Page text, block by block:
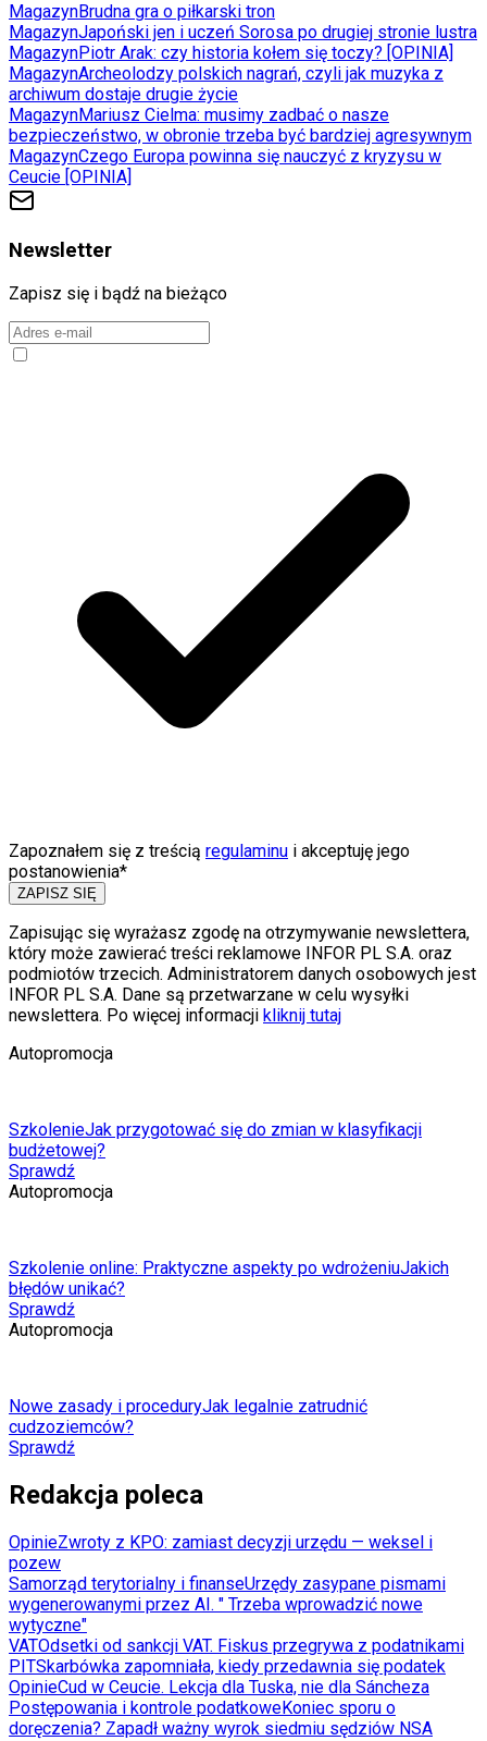
MagazynBrudna gra o piłkarski tron
MagazynJapoński jen i uczeń Sorosa po drugiej stronie lustra
MagazynPiotr Arak: czy historia kołem się toczy? [OPINIA]
MagazynArcheolodzy polskich nagrań, czyli jak muzyka z
archiwum dostaje drugie życie
MagazynMariusz Cielma: musimy zadbać o nasze
bezpieczeństwo, w obronie trzeba być bardziej agresywnym
MagazynCzego Europa powinna się nauczyć z kryzysu w
Ceucie [OPINIA]
Newsletter
Zapisz się i bądź na bieżąco
Zapoznałem się z treścią regulaminu i akceptuję jego
postanowienia*
ZAPISZ SIĘ
Zapisując się wyrażasz zgodę na otrzymywanie newslettera,
który może zawierać treści reklamowe INFOR PL S.A. oraz
podmiotów trzecich. Administratorem danych osobowych jest
INFOR PL S.A. Dane są przetwarzane w celu wysyłki
newslettera. Po więcej informacji kliknij tutaj
Autopromocja
SzkolenieJak przygotować się do zmian w klasyfikacji
budżetowej?
Sprawdź
Autopromocja
Szkolenie online: Praktyczne aspekty po wdrożeniuJakich
błędów unikać?
Sprawdź
Autopromocja
Nowe zasady i proceduryJak legalnie zatrudnić
cudzoziemców?
Sprawdź
Redakcja poleca
OpinieZwroty z KPO: zamiast decyzji urzędu — weksel i
pozew
Samorząd terytorialny i finanseUrzędy zasypane pismami
wygenerowanymi przez AI. " Trzeba wprowadzić nowe
wytyczne"
VATOdsetki od sankcji VAT. Fiskus przegrywa z podatnikami
PITSkarbówka zapomniała, kiedy przedawnia się podatek
OpinieCud w Ceucie. Lekcja dla Tuska, nie dla Sáncheza
Postępowania i kontrole podatkoweKoniec sporu o
doręczenia? Zapadł ważny wyrok siedmiu sędziów NSA